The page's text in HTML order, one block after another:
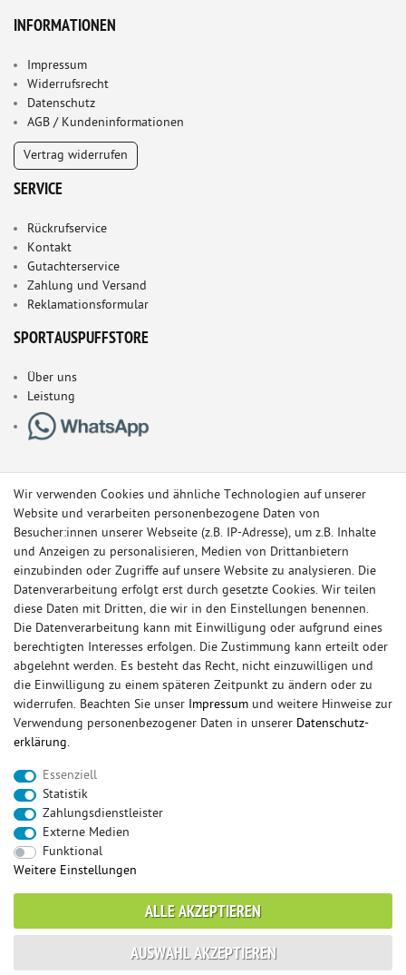
INFORMATIONEN
Impressum
Widerrufsrecht
Datenschutz
AGB / Kundeninformationen
Vertrag widerrufen
SERVICE
Rückrufservice
Kontakt
Gutachterservice
Zahlung und Versand
Reklamationsformular
SPORTAUSPUFFSTORE
Über uns
Leistung
© Copyright 2026 Sportauspuff-Store.de - Alle Rechte vorbehalten.
Preisangaben inkl. gesetzlicher MwSt. und zzgl. Versandkosten
Das Internetportal für Sportendschalldämpfer, Komplettanlagen,
Rennsportanlagen, Sportendrohre, Universalteile, Fächerkrümmer,
Vorschalldämpfer, Sportkat, Ersatzrohr und Auspuffzubehör.
FOX, REMUS, FSW, FRIEDRICH MOTORSPORT, EISENMANN, ULTER
SPORT, NOVUS
sportauspuff sportkat
endrohr
downpipe
mittelschalldämpfer
fächerkrümmer
ulter
vorschalldämpfer
fsw
duplex milltek
Wir verwenden Cookies und ähnliche Technologien auf unserer
Website und verarbeiten personenbezogene Daten von
Besucher:innen unserer Webseite (z.B. IP-Adresse), um z.B. Inhalte
und Anzeigen zu personalisieren, Medien von Drittanbietern
einzubinden oder Zugriffe auf unsere Website zu analysieren. Die
Datenverarbeitung erfolgt erst durch gesetzte Cookies. Wir teilen
diese Daten mit Dritten, die wir in den Einstellungen benennen.
Die Datenverarbeitung kann mit Einwilligung oder aufgrund eines
berechtigten Interesses erfolgen. Die Zustimmung kann erteilt oder
abgelehnt werden. Es besteht das Recht, nicht einzuwilligen und
die Einwilligung zu einem späteren Zeitpunkt zu ändern oder zu
widerrufen. Beachten Sie unser Impressum und weitere Hinweise zur
Verwendung personenbezogener Daten in unserer Daten­schutz­
erklärung.
Essenziell
Statistik
Zahlungsdienstleister
Externe Medien
Funktional
Weitere Einstellungen
ALLE AKZEPTIEREN
AUSWAHL AKZEPTIEREN